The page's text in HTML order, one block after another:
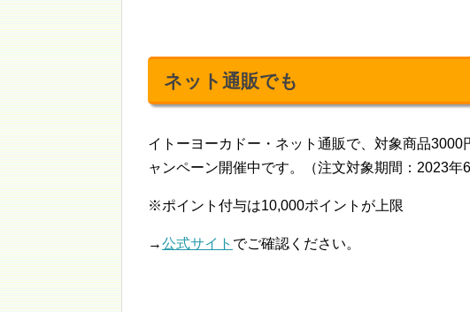
ネット通販でも
イトーヨーカドー・ネット通販で、対象商品
ャンペーン開催中です。（注文対象期間：2023年
※ポイント付与は10,000ポイントが上限
→公式サイト でご確認ください。